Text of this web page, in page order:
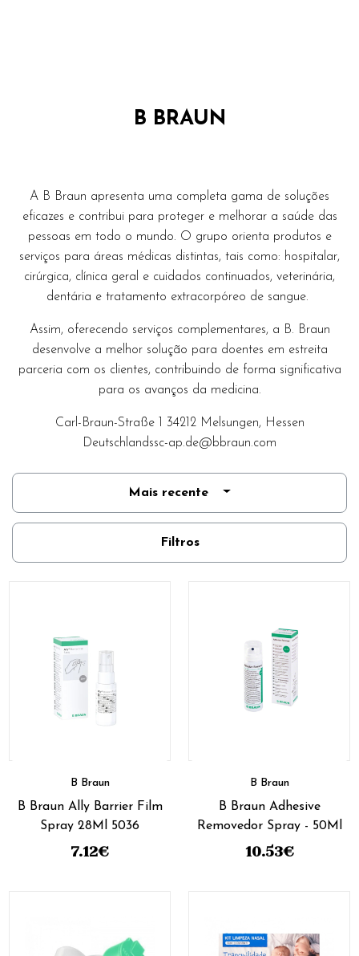
B BRAUN
A B Braun apresenta uma completa gama de soluções
eficazes e contribui para proteger e melhorar a saúde das
pessoas em todo o mundo. O grupo orienta produtos e
serviços para áreas médicas distintas, tais como: hospitalar,
cirúrgica, clínica geral e cuidados continuados, veterinária,
dentária e tratamento extracorpóreo de sangue.
Assim, oferecendo serviços complementares, a B. Braun
desenvolve a melhor solução para doentes em estreita
parceria com os clientes, contribuindo de forma significativa
para os avanços da medicina.
Carl-Braun-Straße 1 34212 Melsungen, Hessen
Deutschlandssc-ap.de@bbraun.com
Mais recente
Filtros
B Braun
B Braun Ally Barrier Film
Spray 28Ml 5036
7.12€
B Braun
B Braun Adhesive
Removedor Spray - 50Ml
10.53€